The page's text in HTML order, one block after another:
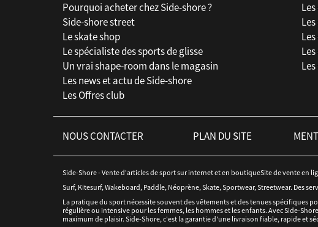
Pourquoi acheter chez Side-shore ?
Side-shore street
Le skate shop
Le spécialiste des sports de glisse
Un vrai shape-room dans le magasin
Les news et actu de Side-shore
Les Offres club
NOUS CONTACTER PLAN DU SITE
Side-Shore - Vente d'articles de sport sur internet et en boutiqueSite de vente en
Surf, Kitesurf, Wakeboard, Paddle, Néoprène, Skate, Sportwear, Streetwear. Des
La pratique du sport nécessite souvent des vêtements et des tenues spécifiques
régulière ou intensive pour les femmes, les hommes et les enfants. Avec Side-
maximum de plaisir. Side-Shore, c'est la garantie d'une livraison fiable, rapide et